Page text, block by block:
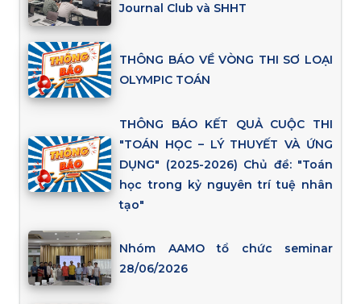
Journal Club và SHHT
THÔNG BÁO VỀ VÒNG THI SƠ LOẠI
OLYMPIC TOÁN
THÔNG BÁO KẾT QUẢ CUỘC THI
"TOÁN HỌC – LÝ THUYẾT VÀ ỨNG
DỤNG" (2025-2026) Chủ đề: "Toán
học trong kỷ nguyên trí tuệ nhân
tạo"
Nhóm AAMO tổ chức seminar
28/06/2026